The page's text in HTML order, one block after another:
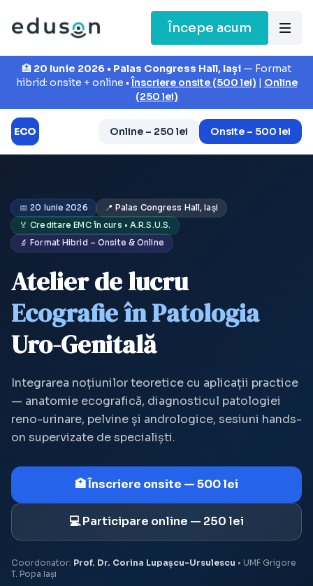
Începe acum
🏥 20 Iunie 2026 • Palas Congress Hall, Iași — Format
hibrid: onsite + online •Înscriere onsite (500 lei) | Online
(250 lei)
ECO Online – 250 lei Onsite – 500 lei
📅 20 Iunie 2026
📍 Palas Congress Hall, Iași
🏅 Creditare EMC în curs • A.R.S.U.S.
🔬 Format Hibrid – Onsite & Online
Atelier de lucru
Ecografie în Patologia
Uro-Genitală
Integrarea noțiunilor teoretice cu aplicații practice
— anatomie ecografică, diagnosticul patologiei
reno-urinare, pelvine și andrologice, sesiuni hands-
on supervizate de specialiști.
🏥 Înscriere onsite — 500 lei
💻 Participare online — 250 lei
Coordonator: Prof. Dr. Corina Lupașcu-Ursulescu • UMF Grigore
T. Popa Iași